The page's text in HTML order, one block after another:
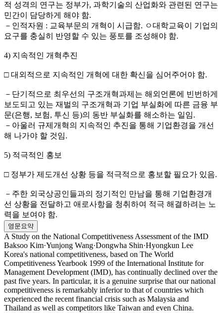
적 성격의 연구는 정부가, 과학기술의 산업화와 관련된 연구는
민간이 담당하게 해야 함.
－인적자원 : 교육부문의 개혁이 시급함. ㅇ대학교육이 기업의
요구를 충실히 반영할 수 있는 풍토를 조성해야 함.
4) 지속적인 개혁추진
□ 대외적으로 지속적인 개혁에 대한 확신을 심어주어야 함.
－단기적으로 최우선의 구조개혁과제는 해외언론에 빈번하게
보도되고 있는 재벌의 구조개혁과 기업 부실화에 따른 금융 부
문(은행, 보험, 투신 등)의 동반 부실화를 해소하는 일임.
－아울러 규제개혁의 지속적인 추진을 통해 기업환경을 개선
해 나가야 할 것임.
5) 적극적인 홍보
□ 정부가 제도개선 상황 등을 적극적으로 홍보할 필요가 있음.
－주한 외국상공인들과의 정기적인 만남을 통해 기업환경개
선 상황을 전달하고 애로사항을 청취하여 적극 해결하려는 노
력을 보여야 함.
영문요약
A Study on the National Competitiveness Assessment of the IMD
Baksoo Kim·Yunjong Wang·Dongwha Shin·Hyongkun Lee
Korea's national competitiveness, based on The World
Competitiveness Yearbook 1999 of the International Institute for
Management Development (IMD), has continually declined over the
past five years. In particular, it is a genuine surprise that our national
competitiveness is remarkably inferior to that of countries which
experienced the recent financial crisis such as Malaysia and
Thailand as well as competitors like Taiwan and even China.